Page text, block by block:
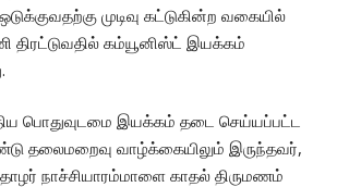
முடிவு கட்டுகின்ற வகையில்
திரட்டுவதில் கம்யூனிஸ்ட் இயக்கம்
பொதுவுடமை இயக்கம் தடை செய்யப்பட்ட
தலைமறைவு வாழ்க்கையிலும் இருந்தவர்,
நாச்சியாரம்மாளை காதல் திருமணம்